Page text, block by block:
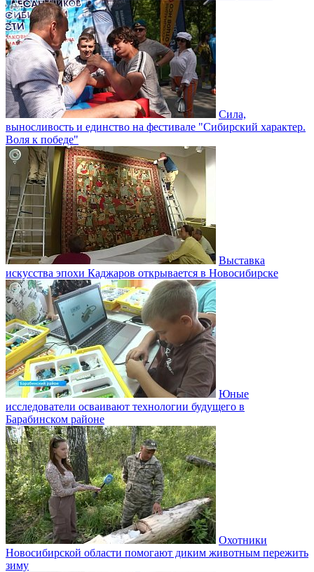
Сила,
выносливость и единство на фестивале "Сибирский характер.
Воля к победе"
Выставка
искусства эпохи Каджаров открывается в Новосибирске
Юные
исследователи осваивают технологии будущего в
Барабинском районе
Охотники
Новосибирской области помогают диким животным пережить
зиму